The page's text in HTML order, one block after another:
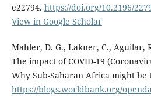
e22794. https://doi.org/10.2196/
View in Google Scholar
Mahler, D. G., Lakner, C., Aguilar,
The impact of COVID-19
Why Sub-Saharan Africa might
https://blogs.worldbank.org/